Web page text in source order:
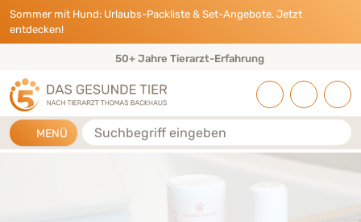
Direkt zu:
INHALT
HAUPTMENÜ
FOOTER
Sommer mit Hund: Urlaubs-Packliste & Set-Angebote. Jetzt
entdecken!
Eigene Tierarztpraxis & Expertenteam
MENÜ Suche